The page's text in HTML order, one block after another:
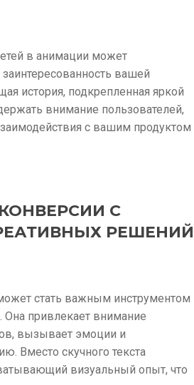
в анимации может
вашей
история, подкрепленная яркой
внимание пользователей,
с вашим продуктом
С
РЕШЕНИЙ
стать важным инструментом
привлекает внимание
вызывает эмоции и
Вместо скучного текста
визуальный опыт, что